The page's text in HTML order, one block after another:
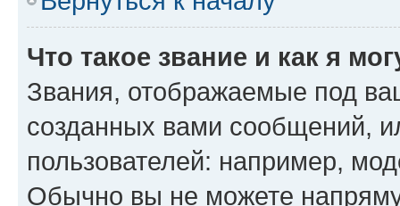
Что такое звание и как я
Звания, отображаемые под
созданных вами сообщений,
пользователей: например,
Обычно вы не можете